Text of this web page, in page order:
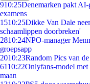
910:25Denemarken pakt
examens
1510:25Dikke Van Dale
schaamlippen doorbreken'
2810:24NPO-manager
groepsapp
2010:23Random Pics van
6110:22Onlyfans-model
maan